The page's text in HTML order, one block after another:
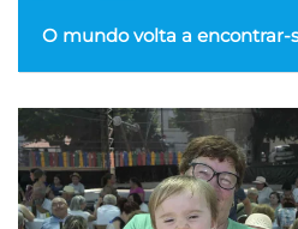
O mundo volta a encontrar-